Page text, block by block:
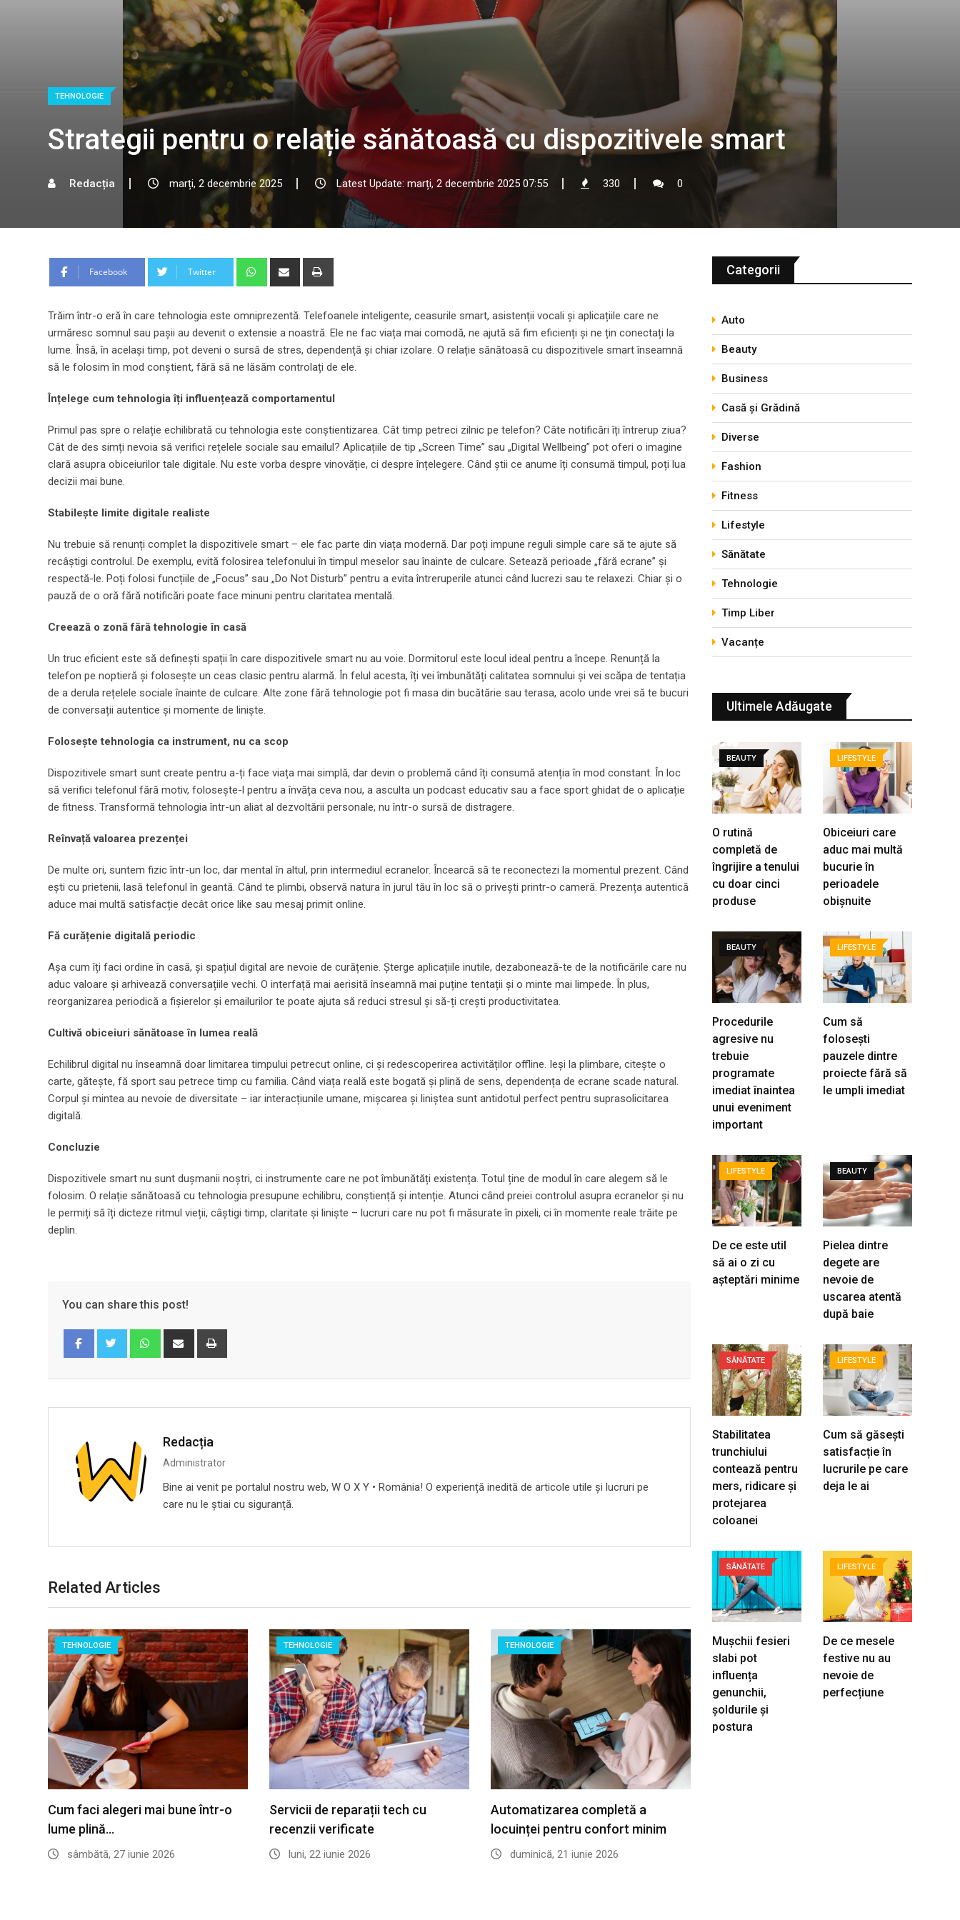
TEHNOLOGIE
Strategii pentru o relație sănătoasă cu dispozitivele smart
Redacția marți, 2 decembrie 2025 Latest Update: marți, 2 decembrie 2025 07:55 330 0
Facebook Twitter WhatsappShare
Trăim într-o eră în care tehnologia este omniprezentă. Telefoanele inteligente, ceasurile smart, asistenții vocali și aplicațiile care ne
urmăresc somnul sau pașii au devenit o extensie a noastră. Ele ne fac viața mai comodă, ne ajută să fim eficienți și ne țin conectați la
lume. Însă, în același timp, pot deveni o sursă de stres, dependență și chiar izolare. O relație sănătoasă cu dispozitivele smart înseamnă
să le folosim în mod conștient, fără să ne lăsăm controlați de ele.
Înțelege cum tehnologia îți influențează comportamentul
Primul pas spre o relație echilibrată cu tehnologia este conștientizarea. Cât timp petreci zilnic pe telefon? Câte notificări îți întrerup ziua?
Cât de des simți nevoia să verifici rețelele sociale sau emailul? Aplicațiile de tip „Screen Time” sau „Digital Wellbeing” pot oferi o imagine
clară asupra obiceiurilor tale digitale. Nu este vorba despre vinovăție, ci despre înțelegere. Când știi ce anume îți consumă timpul, poți lua
decizii mai bune.
Stabilește limite digitale realiste
Nu trebuie să renunți complet la dispozitivele smart – ele fac parte din viața modernă. Dar poți impune reguli simple care să te ajute să
recâștigi controlul. De exemplu, evită folosirea telefonului în timpul meselor sau înainte de culcare. Setează perioade „fără ecrane” și
respectă-le. Poți folosi funcțiile de „Focus” sau „Do Not Disturb” pentru a evita întreruperile atunci când lucrezi sau te relaxezi. Chiar și o
pauză de o oră fără notificări poate face minuni pentru claritatea mentală.
Creează o zonă fără tehnologie în casă
Un truc eficient este să definești spații în care dispozitivele smart nu au voie. Dormitorul este locul ideal pentru a începe. Renunță la
telefon pe noptieră și folosește un ceas clasic pentru alarmă. În felul acesta, îți vei îmbunătăți calitatea somnului și vei scăpa de tentația
de a derula rețelele sociale înainte de culcare. Alte zone fără tehnologie pot fi masa din bucătărie sau terasa, acolo unde vrei să te bucuri
de conversații autentice și momente de liniște.
Folosește tehnologia ca instrument, nu ca scop
Dispozitivele smart sunt create pentru a-ți face viața mai simplă, dar devin o problemă când îți consumă atenția în mod constant. În loc
să verifici telefonul fără motiv, folosește-l pentru a învăța ceva nou, a asculta un podcast educativ sau a face sport ghidat de o aplicație
de fitness. Transformă tehnologia într-un aliat al dezvoltării personale, nu într-o sursă de distragere.
Reînvață valoarea prezenței
De multe ori, suntem fizic într-un loc, dar mental în altul, prin intermediul ecranelor. Încearcă să te reconectezi la momentul prezent. Când
ești cu prietenii, lasă telefonul în geantă. Când te plimbi, observă natura în jurul tău în loc să o privești printr-o cameră. Prezența autentică
aduce mai multă satisfacție decât orice like sau mesaj primit online.
Fă curățenie digitală periodic
Așa cum îți faci ordine în casă, și spațiul digital are nevoie de curățenie. Șterge aplicațiile inutile, dezabonează-te de la notificările care nu
aduc valoare și arhivează conversațiile vechi. O interfață mai aerisită înseamnă mai puține tentații și o minte mai limpede. În plus,
reorganizarea periodică a fișierelor și emailurilor te poate ajuta să reduci stresul și să-ți crești productivitatea.
Cultivă obiceiuri sănătoase în lumea reală
Echilibrul digital nu înseamnă doar limitarea timpului petrecut online, ci și redescoperirea activităților offline. Ieși la plimbare, citește o
carte, gătește, fă sport sau petrece timp cu familia. Când viața reală este bogată și plină de sens, dependența de ecrane scade natural.
Corpul și mintea au nevoie de diversitate – iar interacțiunile umane, mișcarea și liniștea sunt antidotul perfect pentru suprasolicitarea
digitală.
Concluzie
Dispozitivele smart nu sunt dușmanii noștri, ci instrumente care ne pot îmbunătăți existența. Totul ține de modul în care alegem să le
folosim. O relație sănătoasă cu tehnologia presupune echilibru, conștiență și intenție. Atunci când preiei controlul asupra ecranelor și nu
le permiți să îți dicteze ritmul vieții, câștigi timp, claritate și liniște – lucruri care nu pot fi măsurate în pixeli, ci în momente reale trăite pe
deplin.
You can share this post!
WhatsappShare
Redacția
Administrator
Bine ai venit pe portalul nostru web, W O X Y • România! O experiență inedită de articole utile și lucruri pe
care nu le știai cu siguranță.
Related Articles
TEHNOLOGIE
Cum faci alegeri mai bune într-o
lume plină…
sâmbătă, 27 iunie 2026
TEHNOLOGIE
Servicii de reparații tech cu
recenzii verificate
luni, 22 iunie 2026
TEHNOLOGIE
Automatizarea completă a
locuinței pentru confort minim
duminică, 21 iunie 2026
Categorii
Auto
Beauty
Business
Casă și Grădină
Diverse
Fashion
Fitness
Lifestyle
Sănătate
Tehnologie
Timp Liber
Vacanțe
Ultimele Adăugate
BEAUTY
O rutină
completă de
îngrijire a tenului
cu doar cinci
produse
LIFESTYLE
Obiceiuri care
aduc mai multă
bucurie în
perioadele
obișnuite
BEAUTY
Procedurile
agresive nu
trebuie
programate
imediat înaintea
unui eveniment
important
LIFESTYLE
Cum să
folosești
pauzele dintre
proiecte fără să
le umpli imediat
LIFESTYLE
De ce este util
să ai o zi cu
așteptări minime
BEAUTY
Pielea dintre
degete are
nevoie de
uscarea atentă
după baie
SĂNĂTATE
Stabilitatea
trunchiului
contează pentru
mers, ridicare și
protejarea
coloanei
LIFESTYLE
Cum să găsești
satisfacție în
lucrurile pe care
deja le ai
SĂNĂTATE
Mușchii fesieri
slabi pot
influența
genunchii,
șoldurile și
postura
LIFESTYLE
De ce mesele
festive nu au
nevoie de
perfecțiune